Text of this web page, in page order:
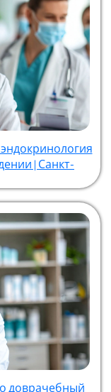
| Санкт-
доврачебный